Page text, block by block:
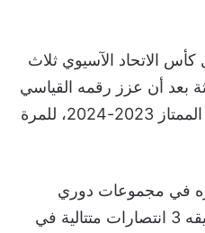
الاتحاد الآسيوي ثلاث
بعد أن عزز رقمه القياسي
بتحقيق لقب الدوري الكويتي الممتاز 2023-2024، للمرة
في مجموعات دوري
الأبطال الآسيوي الثاني، بتحقيقه 3 انتصارات متتالية في